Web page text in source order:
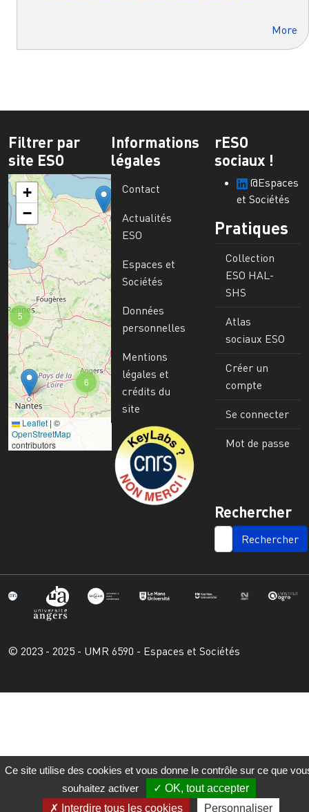
More
Filtrer par
site ESO
6
5
+
−
Leaflet | ©
OpenStreetMap
contributors
Informations
légales
Contact
Actualités
ESO
Espaces et
Sociétés
Données
personnelles
Mentions
légales et
crédits du
site
Image
rESO
sociaux !
@Espaces
et Sociétés
Pratiques
Collection
ESO HAL-
SHS
Atlas
sociaux ESO
Créer un
compte
Se connecter
Mot de passe
Rechercher
SEARCH
© 2023 - 2025 - UMR 6590 - Espaces et Sociétés
Ce site utilise des cookies et vous donne le contrôle sur ce que
souhaitez activer
OK, tout accepter
Interdire tous les cookies
Personnaliser